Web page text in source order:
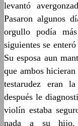
levantó
Pasaron algunos
orgullo podía
siguientes se
Su esposa aun
que ambos
testarudez eran
después le
violín estaba
nada a su hijo,